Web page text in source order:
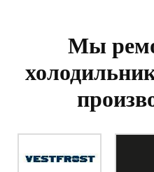
Мы